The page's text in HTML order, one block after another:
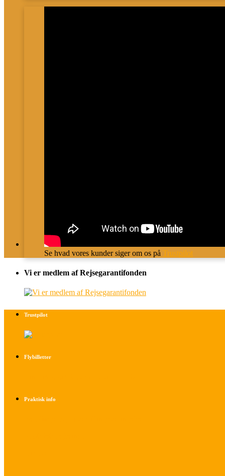
Se hvad vores kunder siger om os på Trustpilot
Vi er medlem af Rejsegarantifonden
Trustpilot
Flybilletter
Praktisk info